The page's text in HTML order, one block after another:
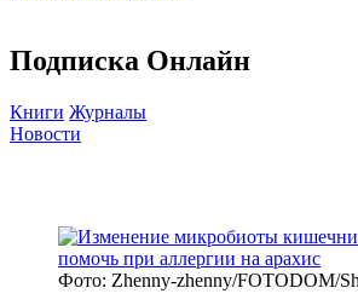
Подписка Онлайн
Книги Журналы
Новости
Фото: Zhenny-zhenny/FOTODOM/